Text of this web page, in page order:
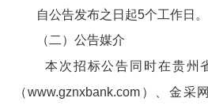
自公告发布之日起5个工作日。
（二）公告媒介
本次招标公告同时在贵州
（www.gznxbank.com）、金采